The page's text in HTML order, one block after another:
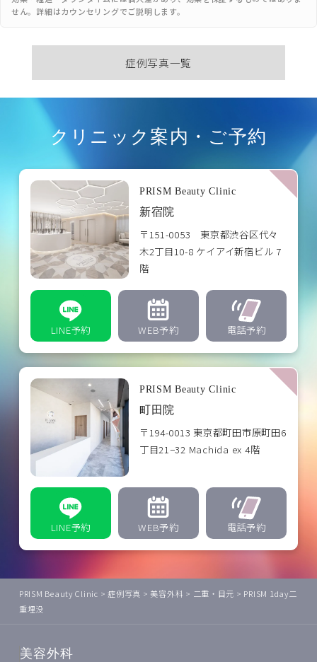
せん。詳細はカウンセリングでご説明します。
症例写真一覧
クリニック案内・ご予約
PRISM Beauty Clinic
新宿院
〒151-0053 東京都渋谷区代々
木2丁目10-8 ケイアイ新宿ビル 7
階
LINE予約 WEB予約 電話予約
PRISM Beauty Clinic
町田院
〒194-0013 東京都町田市原町田6
丁目21−32 Machida ex 4階
LINE予約 WEB予約 電話予約
PRISM Beauty Clinic >症例写真 > 美容外科 > 二重・目元 > PRISM 1day二
重埋没
美容外科